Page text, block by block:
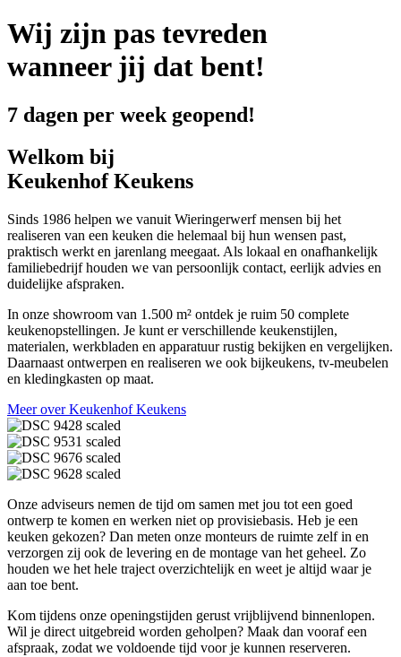
Wij zijn pas tevreden
wanneer jij dat bent!
7 dagen per week geopend!
Welkom bij
Keukenhof Keukens
Sinds 1986 helpen we vanuit Wieringerwerf mensen bij het
realiseren van een keuken die helemaal bij hun wensen past,
praktisch werkt en jarenlang meegaat. Als lokaal en onafhankelijk
familiebedrijf houden we van persoonlijk contact, eerlijk advies en
duidelijke afspraken.
In onze showroom van 1.500 m² ontdek je ruim 50 complete
keukenopstellingen. Je kunt er verschillende keukenstijlen,
materialen, werkbladen en apparatuur rustig bekijken en vergelijken.
Daarnaast ontwerpen en realiseren we ook bijkeukens, tv-meubelen
en kledingkasten op maat.
Meer over Keukenhof Keukens
Onze adviseurs nemen de tijd om samen met jou tot een goed
ontwerp te komen en werken niet op provisiebasis. Heb je een
keuken gekozen? Dan meten onze monteurs de ruimte zelf in en
verzorgen zij ook de levering en de montage van het geheel. Zo
houden we het hele traject overzichtelijk en weet je altijd waar je
aan toe bent.
Kom tijdens onze openingstijden gerust vrijblijvend binnenlopen.
Wil je direct uitgebreid worden geholpen? Maak dan vooraf een
afspraak, zodat we voldoende tijd voor je kunnen reserveren.